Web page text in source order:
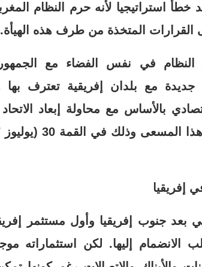
خطأ استراتيجيا لأنه حرم النظام
القرارات المتخذة من طرف هذه الهيأة.
في نفس الفضاء مع
جديدة مع بلدان إفريقية تعترف
بالأساس مع محاولة إبعاد
بعد جنوب إفريقيا وأول مستثمر
الانضمام إليها. لكن